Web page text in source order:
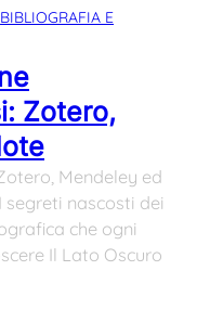
BIBLIOGRAFIA E
Zotero,
Mendeley ed
segreti nascosti dei
che ogni
Il Lato Oscuro